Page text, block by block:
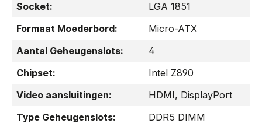
Socket:
LGA 1851
Formaat Moederbord:
Micro-ATX
Aantal Geheugenslots:
4
Chipset:
Intel Z890
Video aansluitingen:
HDMI, DisplayPort
Type Geheugenslots:
DDR5 DIMM